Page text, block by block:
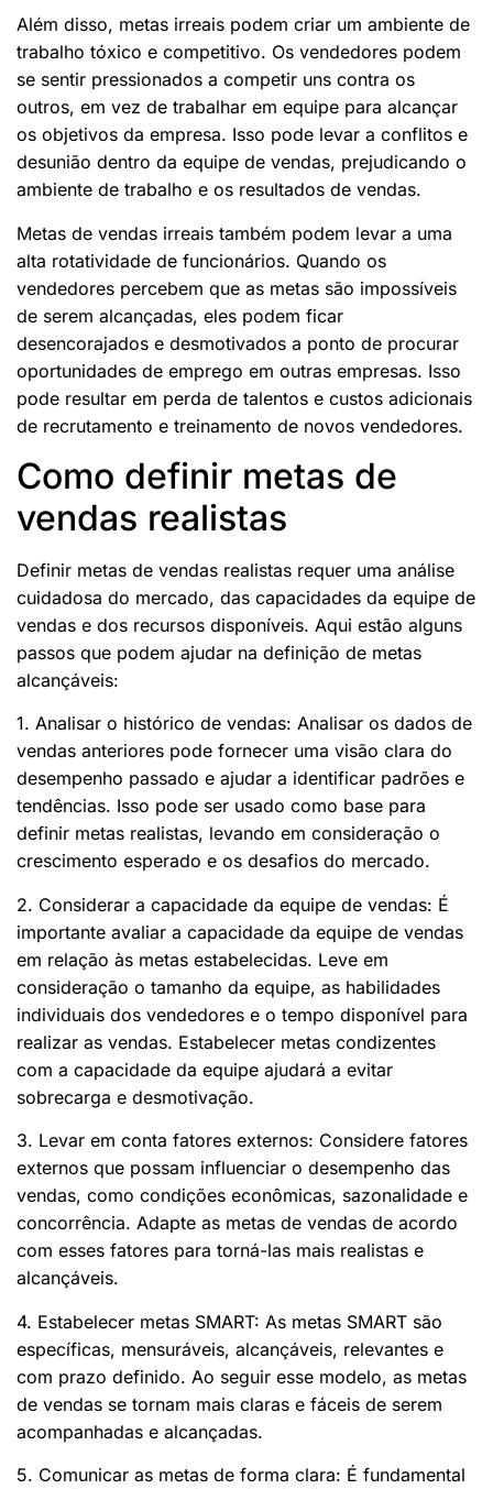
Além disso, metas irreais podem criar um ambiente de
trabalho tóxico e competitivo. Os vendedores podem
se sentir pressionados a competir uns contra os
outros, em vez de trabalhar em equipe para alcançar
os objetivos da empresa. Isso pode levar a conflitos e
desunião dentro da equipe de vendas, prejudicando o
ambiente de trabalho e os resultados de vendas.
Metas de vendas irreais também podem levar a uma
alta rotatividade de funcionários. Quando os
vendedores percebem que as metas são impossíveis
de serem alcançadas, eles podem ficar
desencorajados e desmotivados a ponto de procurar
oportunidades de emprego em outras empresas. Isso
pode resultar em perda de talentos e custos adicionais
de recrutamento e treinamento de novos vendedores.
Como definir metas de
vendas realistas
Definir metas de vendas realistas requer uma análise
cuidadosa do mercado, das capacidades da equipe de
vendas e dos recursos disponíveis. Aqui estão alguns
passos que podem ajudar na definição de metas
alcançáveis:
1. Analisar o histórico de vendas: Analisar os dados de
vendas anteriores pode fornecer uma visão clara do
desempenho passado e ajudar a identificar padrões e
tendências. Isso pode ser usado como base para
definir metas realistas, levando em consideração o
crescimento esperado e os desafios do mercado.
2. Considerar a capacidade da equipe de vendas: É
importante avaliar a capacidade da equipe de vendas
em relação às metas estabelecidas. Leve em
consideração o tamanho da equipe, as habilidades
individuais dos vendedores e o tempo disponível para
realizar as vendas. Estabelecer metas condizentes
com a capacidade da equipe ajudará a evitar
sobrecarga e desmotivação.
3. Levar em conta fatores externos: Considere fatores
externos que possam influenciar o desempenho das
vendas, como condições econômicas, sazonalidade e
concorrência. Adapte as metas de vendas de acordo
com esses fatores para torná-las mais realistas e
alcançáveis.
4. Estabelecer metas SMART: As metas SMART são
específicas, mensuráveis, alcançáveis, relevantes e
com prazo definido. Ao seguir esse modelo, as metas
de vendas se tornam mais claras e fáceis de serem
acompanhadas e alcançadas.
5. Comunicar as metas de forma clara: É fundamental